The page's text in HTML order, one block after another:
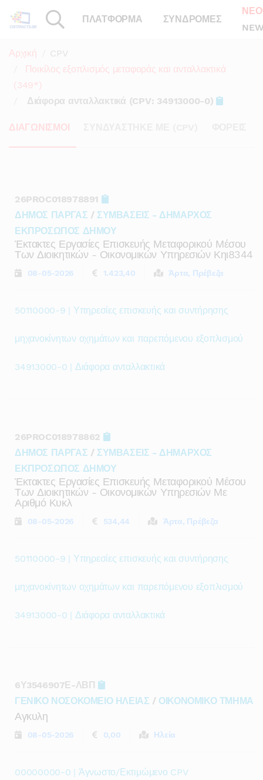
ΠΛΑΤΦΟΡΜΑ ΣΥΝΔΡΟΜΕΣ
Αρχική
CPV
Ποικίλος εξοπλισμός μεταφοράς και ανταλλακτικά
(349*)
Διάφορα ανταλλακτικά (CPV: 34913000-0)
ΔΙΑΓΩΝΙΣΜΟΙ
26PROC018978891
ΔΗΜΟΣ ΠΑΡΓΑΣ / ΣΥΜΒΑΣΕΙΣ - ΔΗΜΑΡΧΟΣ
ΕΚΠΡΟΣΩΠΟΣ ΔΗΜΟΥ
Έκτακτες Εργασίες Επισκευής Μεταφορικού Μέσου
Των Διοικητικών - Οικονομικών Υπηρεσιών Κηι8344
08-05-2026 1.423,40 Άρτα, Πρέβεζα
50110000-9 | Υπηρεσίες επισκευής και συντήρησης
μηχανοκίνητων οχημάτων και παρεπόμενου εξοπλισμού
34913000-0 | Διάφορα ανταλλακτικά
26PROC018978862
ΔΗΜΟΣ ΠΑΡΓΑΣ / ΣΥΜΒΑΣΕΙΣ - ΔΗΜΑΡΧΟΣ
ΕΚΠΡΟΣΩΠΟΣ ΔΗΜΟΥ
Έκτακτες Εργασίες Επισκευής Μεταφορικού Μέσου
Των Διοικητικών - Οικονομικών Υπηρεσιών Με
Αριθμό Κυκλ
08-05-2026 534,44 Άρτα, Πρέβεζα
50110000-9 | Υπηρεσίες επισκευής και συντήρησης
μηχανοκίνητων οχημάτων και παρεπόμενου εξοπλισμού
34913000-0 | Διάφορα ανταλλακτικά
6Υ3546907Ε-ΛΒΠ
ΓΕΝΙΚΟ ΝΟΣΟΚΟΜΕΙΟ ΗΛΕΙΑΣ / ΟΙΚΟΝΟΜΙΚΟ ΤΜΗΜΑ
Αγκυλη
08-05-2026 0,00 Ηλεία
00000000-0 | Άγνωστο/Εκτιμώμενο CPV